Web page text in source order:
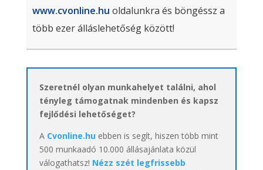
www.cvonline.hu oldalunkra és böngéssz a
több ezer álláslehetőség között!
Szeretnél olyan munkahelyet találni, ahol
tényleg támogatnak mindenben és kapsz
fejlődési lehetőséget?
A Cvonline.huebben is segít, hiszen több mint
500 munkaadó 10.000 állásajánlata közül
válogathatsz! Nézz szét legfrissebb